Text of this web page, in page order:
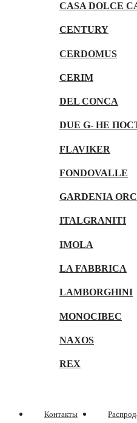
CASA DOLCE
CENTURY
CERDOMUS
CERIM
DEL CONCA
DUE G- НЕ
FLAVIKER
FONDOVALLE
GARDENIA
ITALGRANITI
IMOLA
LA FABBRICA
LAMBORGHINI
MONOCIBEC
NAXOS
REX
Контакты